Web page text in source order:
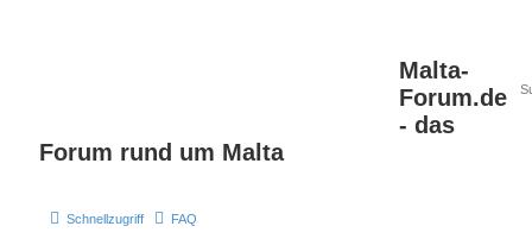
Malta-
Forum.de
- das
Forum rund um Malta
Schnellzugriff FAQ